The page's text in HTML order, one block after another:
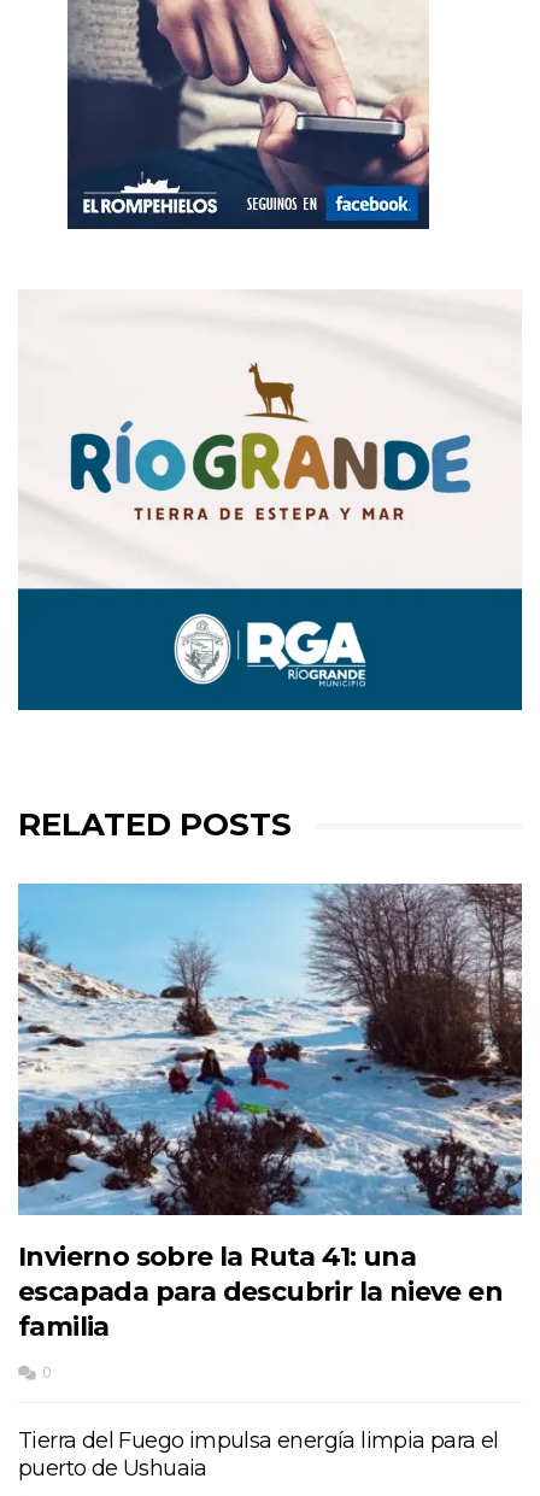
RELATED POSTS
Invierno sobre la Ruta 41: una
escapada para descubrir la nieve en
familia
0
Tierra del Fuego impulsa energía limpia para el
puerto de Ushuaia